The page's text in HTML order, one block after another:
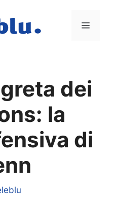
Menu
dei
la
di